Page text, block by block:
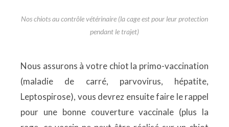
Nos chiots au contrôle vétérinaire (la cage est pour leur protection
pendant le trajet)
Nous assurons à votre chiot la primo-vaccination
(maladie de carré, parvovirus, hépatite,
Leptospirose), vous devrez ensuite faire le rappel
pour une bonne couverture vaccinale (plus la